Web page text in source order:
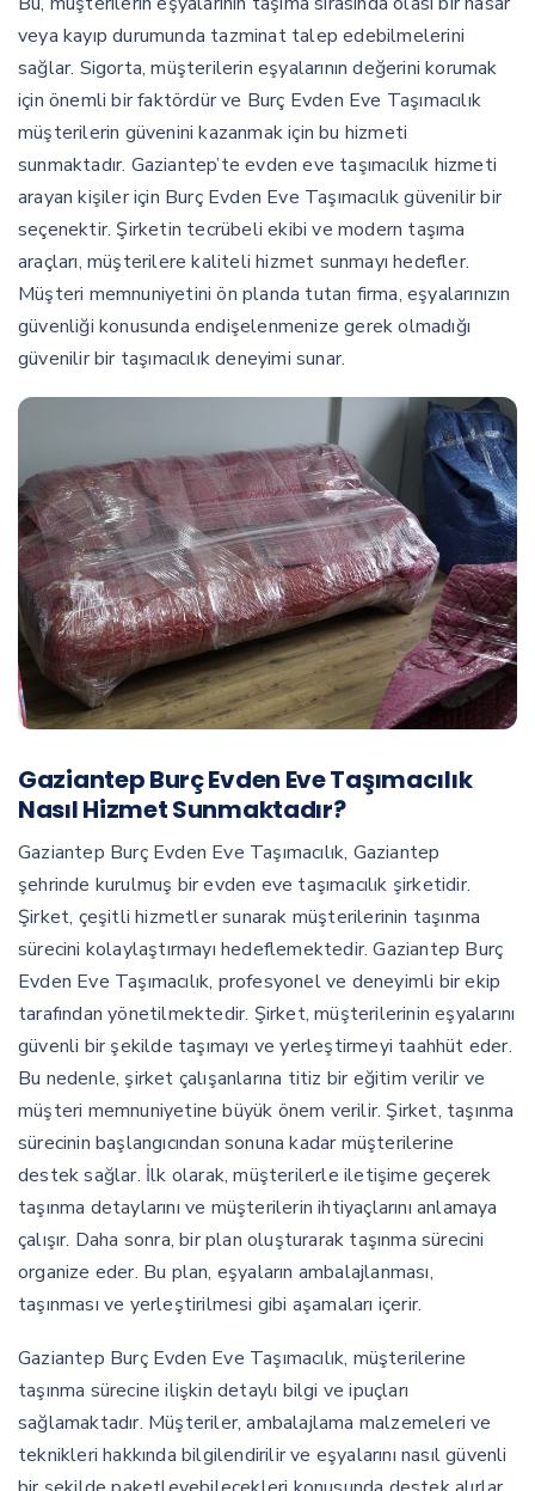
veya kayıp durumunda tazminat talep edebilmelerini
sağlar. Sigorta, müşterilerin eşyalarının değerini korumak
için önemli bir faktördür ve Burç Evden Eve Taşımacılık
müşterilerin güvenini kazanmak için bu hizmeti
sunmaktadır. Gaziantep’te evden eve taşımacılık hizmeti
arayan kişiler için Burç Evden Eve Taşımacılık güvenilir bir
seçenektir. Şirketin tecrübeli ekibi ve modern taşıma
araçları, müşterilere kaliteli hizmet sunmayı hedefler.
Müşteri memnuniyetini ön planda tutan firma, eşyalarınızın
güvenliği konusunda endişelenmenize gerek olmadığı
güvenilir bir taşımacılık deneyimi sunar.
Gaziantep Burç Evden Eve Taşımacılık
Nasıl Hizmet Sunmaktadır?
Gaziantep Burç Evden Eve Taşımacılık, Gaziantep
şehrinde kurulmuş bir evden eve taşımacılık şirketidir.
Şirket, çeşitli hizmetler sunarak müşterilerinin taşınma
sürecini kolaylaştırmayı hedeflemektedir. Gaziantep Burç
Evden Eve Taşımacılık, profesyonel ve deneyimli bir ekip
tarafından yönetilmektedir. Şirket, müşterilerinin eşyalarını
güvenli bir şekilde taşımayı ve yerleştirmeyi taahhüt eder.
Bu nedenle, şirket çalışanlarına titiz bir eğitim verilir ve
müşteri memnuniyetine büyük önem verilir. Şirket, taşınma
sürecinin başlangıcından sonuna kadar müşterilerine
destek sağlar. İlk olarak, müşterilerle iletişime geçerek
taşınma detaylarını ve müşterilerin ihtiyaçlarını anlamaya
çalışır. Daha sonra, bir plan oluşturarak taşınma sürecini
organize eder. Bu plan, eşyaların ambalajlanması,
taşınması ve yerleştirilmesi gibi aşamaları içerir.
Gaziantep Burç Evden Eve Taşımacılık, müşterilerine
taşınma sürecine ilişkin detaylı bilgi ve ipuçları
sağlamaktadır. Müşteriler, ambalajlama malzemeleri ve
teknikleri hakkında bilgilendirilir ve eşyalarını nasıl güvenli